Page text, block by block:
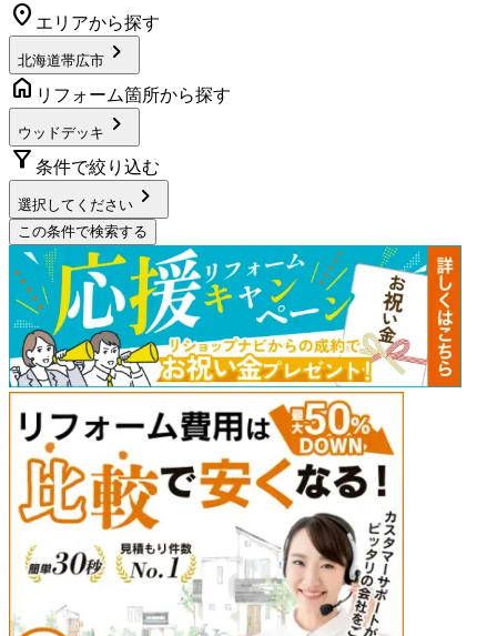
location_on エリアから探す
北海道帯広市 chevron_right
home リフォーム箇所から探す
ウッドデッキ chevron_right
filter_alt 条件で絞り込む
選択してください chevron_right
この条件で検索する